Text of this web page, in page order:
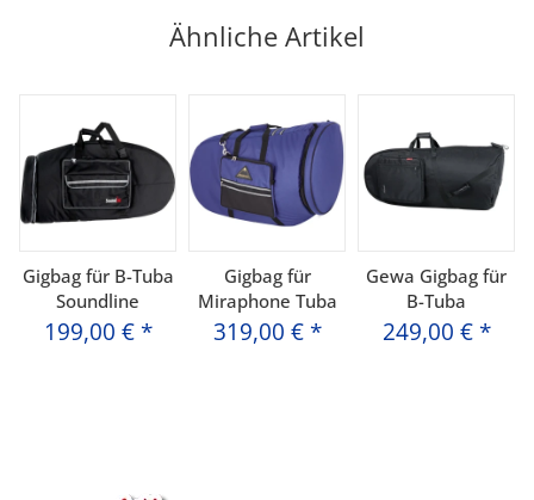
Ähnliche Artikel
Gigbag für B-Tuba
Soundline
199,00 € *
Gigbag für
Miraphone Tuba
319,00 € *
Gewa Gigbag für
B-Tuba
249,00 € *